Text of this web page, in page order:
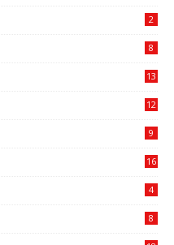
2
8
13
12
9
16
4
8